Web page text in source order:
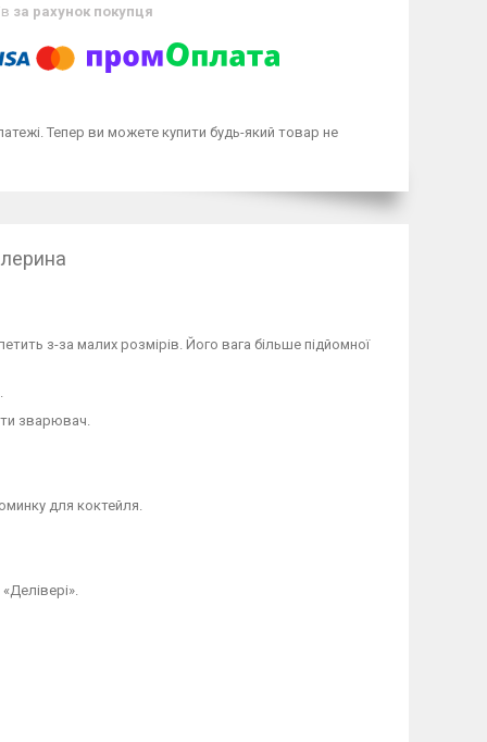
за рахунок покупця
Тепер ви можете купити будь-який товар не
з-за малих розмірів. Його вага більше підйомної
зварювач.
для коктейля.